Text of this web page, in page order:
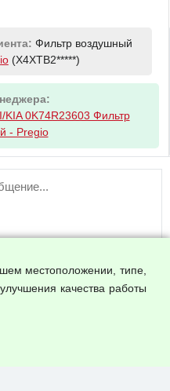
местоположении, типе,
качества работы
Фильтр воздушный
(X4XTB2*****)
KIA 0K74R23603 Фильтр
- Pregio
временно отключена!